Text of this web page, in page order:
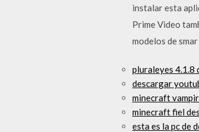
instalar esta
Prime Video
modelos de
pluraleyes 4.1.8
descargar
minecraft
minecraft fiel
esta es la pc de